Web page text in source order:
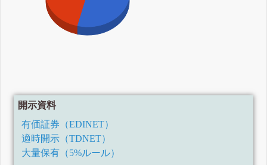
開示資料
有価証券（EDINET）
適時開示（TDNET）
大量保有（5%ルール）